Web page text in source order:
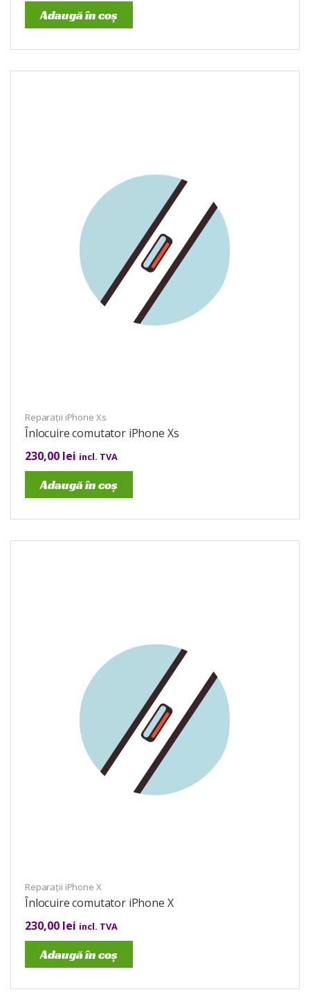
Adaugă în coș
Reparații iPhone Xs
Înlocuire comutator iPhone Xs
230,00 lei incl. TVA
Adaugă în coș
Reparații iPhone X
Înlocuire comutator iPhone X
230,00 lei incl. TVA
Adaugă în coș